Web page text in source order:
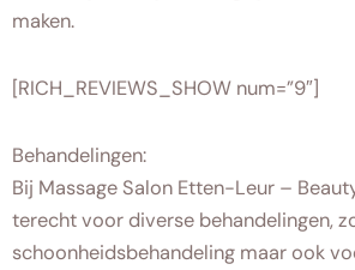
maken.
[RICH_REVIEWS_SHOW num=”9″]
Behandelingen:
Bij Massage Salon Etten-Leur –
terecht voor diverse behandelingen,
schoonheidsbehandeling maar ook